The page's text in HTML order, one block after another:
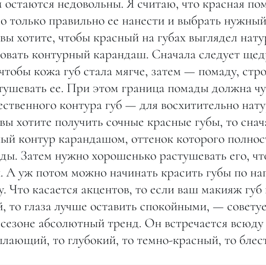
только правильно ее нанести и выбрать
хотите, чтобы красный на губах выглядел
контурный карандаш. Сначала следует
кожа губ стала мягче, затем — помаду,
ее. При этом граница помады должна
контура губ — для восхитительно
хотите получить сочные красные губы, то
контур карандашом, оттенок которого
Затем нужно хорошенько растушевать его,
А уж потом можно начинать красить губы по
Что касается акцентов, то если ваш макияж
то глаза лучше оставить спокойными, —
абсолютный тренд. Он встречается
то глубокий, то темно-красный, то